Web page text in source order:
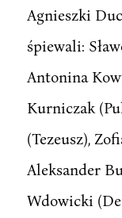
Agnieszki
śpiewali:
Antonina
Kurniczak
(Tezeusz),
Aleksander
Wdowicki